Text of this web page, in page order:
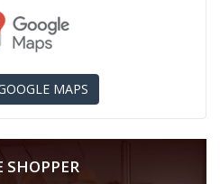
MAPS
SHOPPER